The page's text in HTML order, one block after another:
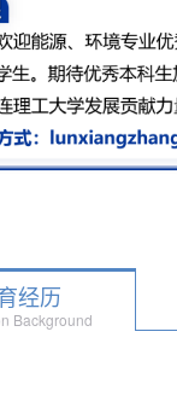
经历
Background